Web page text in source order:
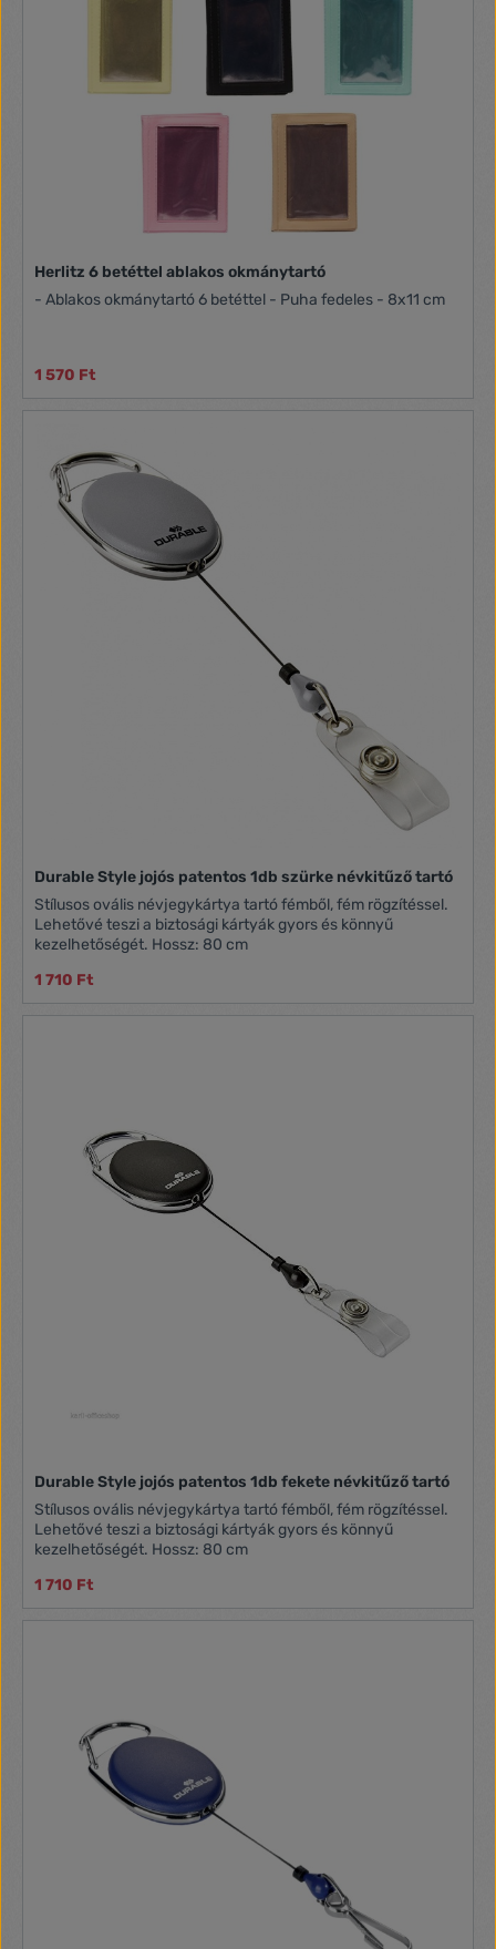
Herlitz 6 betéttel ablakos okmánytartó
- Ablakos okmánytartó 6 betéttel - Puha fedeles - 8x11 cm
1 570 Ft
Durable Style jojós patentos 1db szürke névkitűző tartó
Stílusos ovális névjegykártya tartó fémből, fém rögzítéssel.
Lehetővé teszi a biztosági kártyák gyors és könnyű
kezelhetőségét. Hossz: 80 cm
1 710 Ft
Durable Style jojós patentos 1db fekete névkitűző tartó
Stílusos ovális névjegykártya tartó fémből, fém rögzítéssel.
Lehetővé teszi a biztosági kártyák gyors és könnyű
kezelhetőségét. Hossz: 80 cm
1 710 Ft